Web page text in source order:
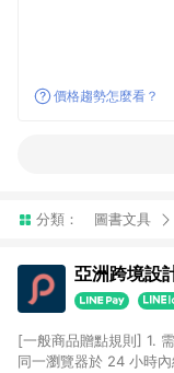
價格趨勢怎麼看？
分類： 圖書文具
亞洲跨境設
[一般商品贈點規則] 1.
同一瀏覽器於 24 小時